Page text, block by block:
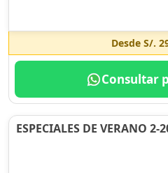
Desde S/.
Consultar
ESPECIALES DE VERANO 2-